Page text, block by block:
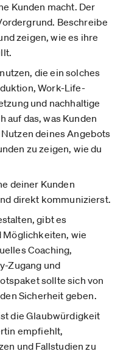
Kunden macht. Der
Beschreibe
zeigen, wie es ihre
die ein solches
Work-Life-
und nachhaltige
auf das, was Kunden
deines Angebots
zu zeigen, wie du
deiner Kunden
direkt kommunizierst.
gibt es
Möglichkeiten, wie
Coaching,
Zugang und
sollte sich von
Sicherheit geben.
die Glaubwürdigkeit
empfiehlt,
und Fallstudien zu